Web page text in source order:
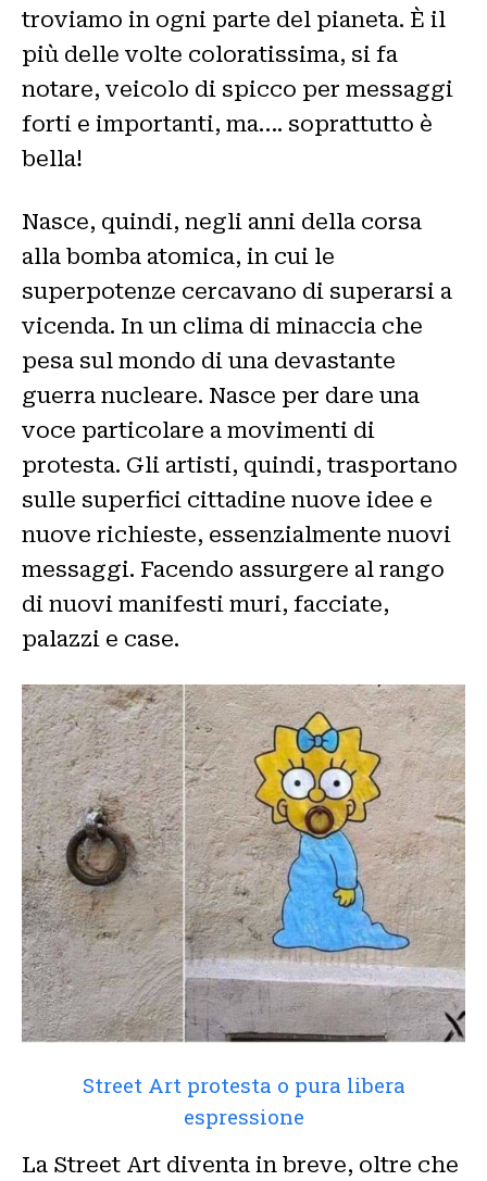
troviamo in ogni parte del pianeta. È il
più delle volte coloratissima, si fa
notare, veicolo di spicco per messaggi
forti e importanti, ma…. soprattutto è
bella!
Nasce, quindi, negli anni della corsa
alla bomba atomica, in cui le
superpotenze cercavano di superarsi a
vicenda. In un clima di minaccia che
pesa sul mondo di una devastante
guerra nucleare. Nasce per dare una
voce particolare a movimenti di
protesta. Gli artisti, quindi, trasportano
sulle superfici cittadine nuove idee e
nuove richieste, essenzialmente nuovi
messaggi. Facendo assurgere al rango
di nuovi manifesti muri, facciate,
palazzi e case.
Street Art protesta o pura libera
espressione
La Street Art diventa in breve, oltre che